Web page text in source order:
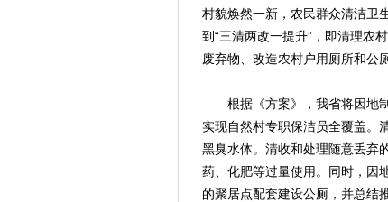
村貌焕然一新，农民群众清洁卫
到“三清两改一提升”，即清理农
废弃物、改造农村户用厕所和公
根据《方案》，我省将因地制
实现自然村专职保洁员全覆盖。
黑臭水体。清收和处理随意丢弃
药、化肥等过量使用。同时，因
的聚居点配套建设公厕，并总结